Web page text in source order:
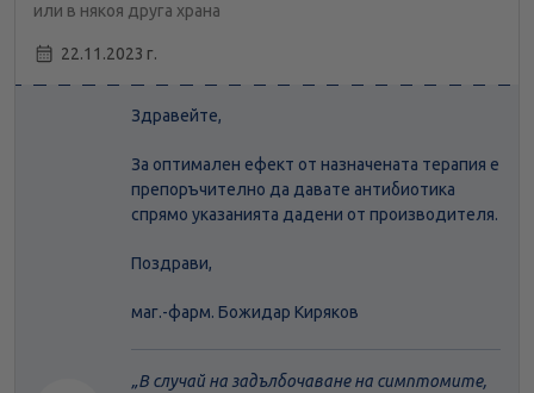
или в някоя друга храна
22.11.2023 г.
Здравейте,
За оптимален ефект от назначената терапия е
препоръчително да давате антибиотика
спрямо указанията дадени от производителя.
Поздрави,
маг.-фарм. Божидар Киряков
В случай на задълбочаване на симптомите,